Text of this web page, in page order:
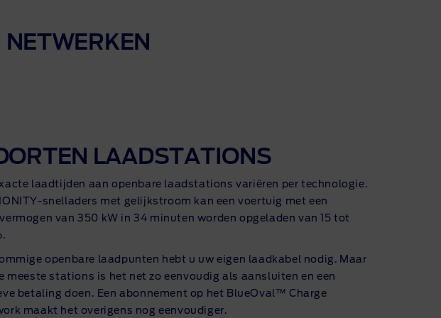
LAADSTATIONS
laadtijden aan openbare laadstations variëren per technologie.
IONITY-snelladers met gelijkstroom kan een voertuig met een
van 350 kW in 34 minuten worden opgeladen van 15 tot
openbare laadpunten hebt u uw eigen laadkabel nodig. Maar
meeste stations is het net zo eenvoudig als aansluiten en een
betaling doen. Een abonnement op het BlueOval™ Charge
maakt het overigens nog eenvoudiger.